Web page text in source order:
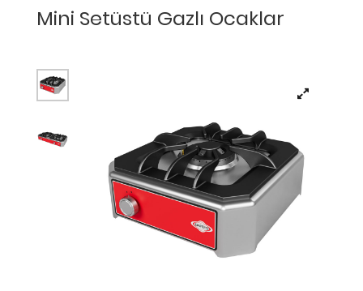
Mini Setüstü Gazlı Ocaklar